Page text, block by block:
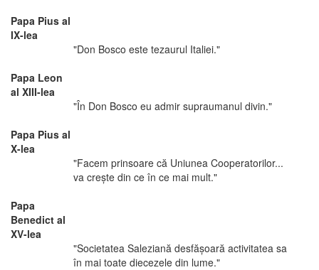
Papa Pius al
IX-lea
"Don Bosco este tezaurul Italiei."
Papa Leon
al XIII-lea
"În Don Bosco eu admir supraumanul divin."
Papa Pius al
X-lea
"Facem prinsoare că Uniunea Cooperatorilor...
va creşte din ce în ce mai mult."
Papa
Benedict al
XV-lea
"Societatea Saleziană desfăşoară activitatea sa
în mai toate diecezele din lume."